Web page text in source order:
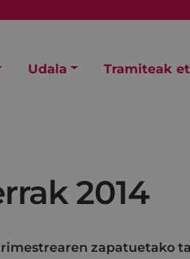
Udala Tramiteak
2014
zapatuetako